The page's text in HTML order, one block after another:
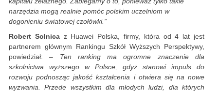
narzędzia mogą realnie pomóc polskim uczelniom w
dogonieniu światowej czołówki.”
Robert Solnicaz Huawei Polska, firmy, która od 4 lat jest
partnerem głównym Rankingu Szkół Wyższych Perspektywy,
powiedział:– Ten ranking ma ogromne znaczenie dla
szkolnictwa wyższego w Polsce, gdyż stanowi impuls do
rozwoju podnosząc jakość kształcenia i otwiera się na nowe
wyzwania. Przede wszystkim dla młodych ludzi, dla których